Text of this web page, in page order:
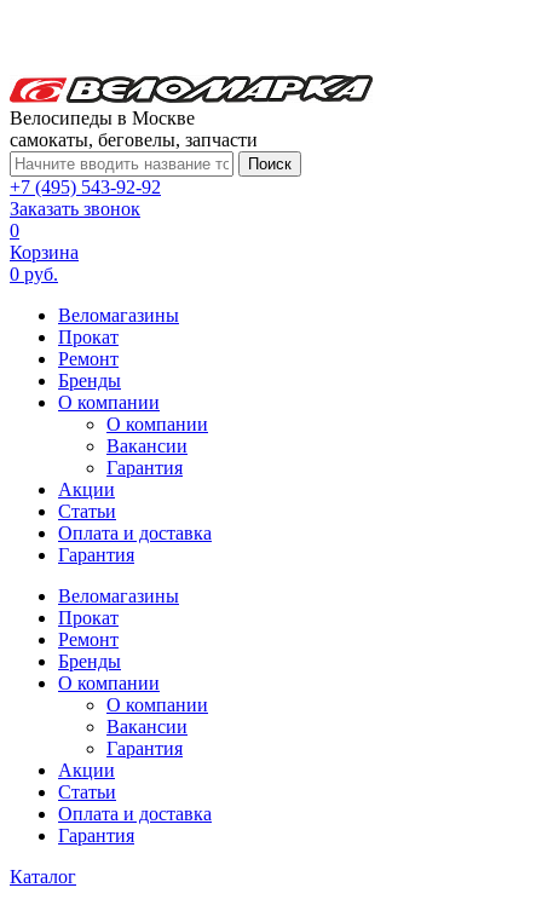
Велосипеды в Москве
самокаты, беговелы, запчасти
Поиск
+7 (495) 543-92-92
Заказать звонок
0
Корзина
0 руб.
Веломагазины
Прокат
Ремонт
Бренды
О компании
О компании
Вакансии
Гарантия
Акции
Статьи
Оплата и доставка
Гарантия
Веломагазины
Прокат
Ремонт
Бренды
О компании
О компании
Вакансии
Гарантия
Акции
Статьи
Оплата и доставка
Гарантия
Каталог